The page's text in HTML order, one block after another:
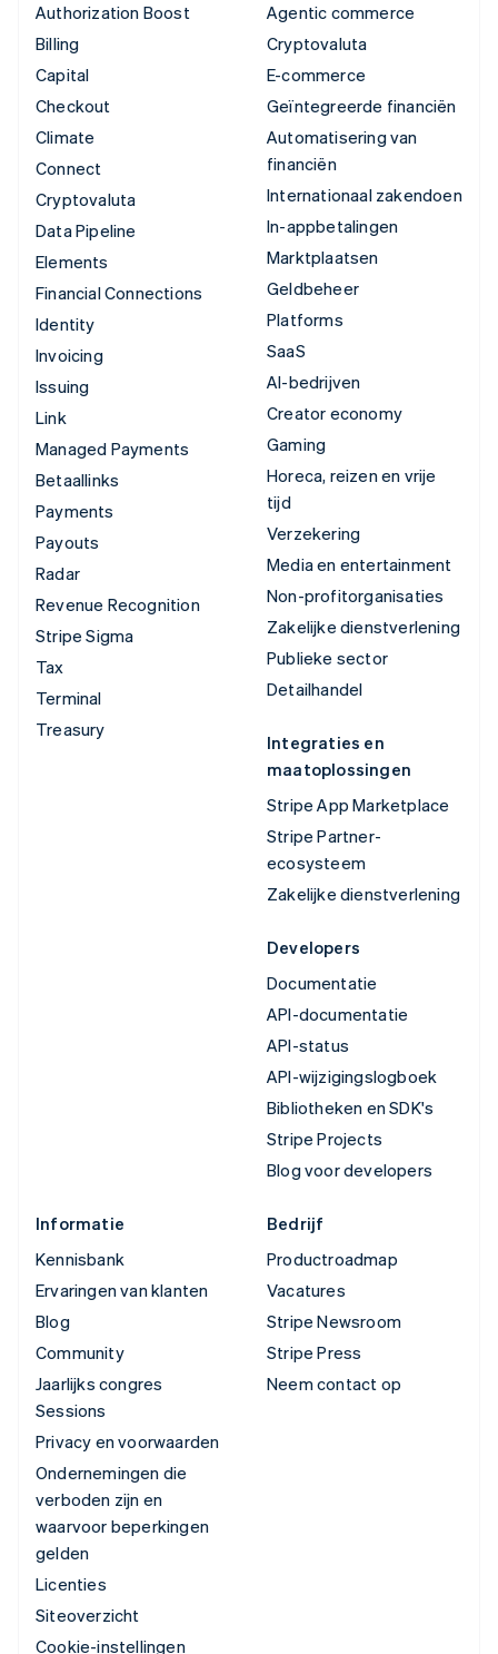
Authorization Boost
Billing
Capital
Checkout
Climate
Connect
Cryptovaluta
Data Pipeline
Elements
Financial Connections
Identity
Invoicing
Issuing
Link
Managed Payments
Betaallinks
Payments
Payouts
Radar
Revenue Recognition
Stripe Sigma
Tax
Terminal
Treasury
Agentic commerce
Cryptovaluta
E-commerce
Geïntegreerde financiën
Automatisering van
financiën
Internationaal zakendoen
In-appbetalingen
Marktplaatsen
Geldbeheer
Platforms
SaaS
AI-bedrijven
Creator economy
Gaming
Horeca, reizen en vrije
tijd
Verzekering
Media en entertainment
Non-profitorganisaties
Zakelijke dienstverlening
Publieke sector
Detailhandel
Integraties en
maatoplossingen
Stripe App Marketplace
Stripe Partner-
ecosysteem
Zakelijke dienstverlening
Developers
Documentatie
API-documentatie
API-status
API-wijzigingslogboek
Bibliotheken en SDK's
Stripe Projects
Blog voor developers
Informatie
Kennisbank
Ervaringen van klanten
Blog
Community
Jaarlijks congres
Sessions
Privacy en voorwaarden
Ondernemingen die
verboden zijn en
waarvoor beperkingen
gelden
Licenties
Siteoverzicht
Cookie-instellingen
Bedrijf
Productroadmap
Vacatures
Stripe Newsroom
Stripe Press
Neem contact op